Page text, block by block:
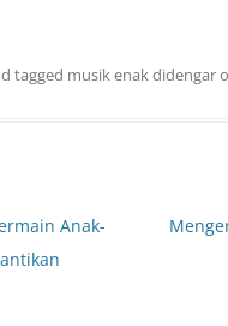
tagged musik enak didengar
Anak-